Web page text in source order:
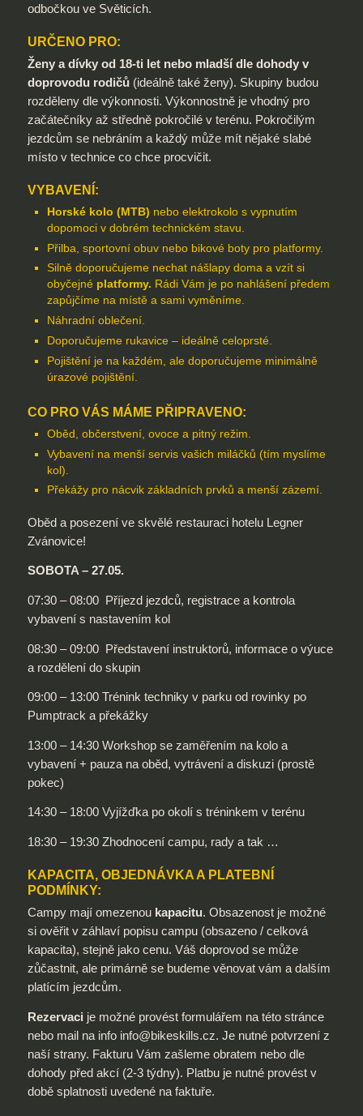
odbočkou ve Světicích.
URČENO PRO:
Ženy a dívky od 18-ti let nebo mladší dle dohody v
doprovodu rodičů (ideálně také ženy). Skupiny budou
rozděleny dle výkonnosti. Výkonnostně je vhodný pro
začátečníky až středně pokročilé v terénu. Pokročilým
jezdcům se nebráním a každý může mít nějaké slabé
místo v technice co chce procvičit.
VYBAVENÍ:
Horské kolo (MTB) nebo elektrokolo s vypnutím
dopomoci v dobrém technickém stavu.
Přilba, sportovní obuv nebo bikové boty pro platformy.
Silně doporučujeme nechat nášlapy doma a vzít si
obyčejné platformy. Rádi Vám je po nahlášení předem
zapůjčíme na místě a sami vyměníme.
Náhradní oblečení.
Doporučujeme rukavice – ideálně celoprsté.
Pojištění je na každém, ale doporučujeme minimálně
úrazové pojištění.
CO PRO VÁS MÁME PŘIPRAVENO:
Oběd, občerstvení, ovoce a pitný režim.
Vybavení na menší servis vašich miláčků (tím myslíme
kol).
Překážy pro nácvik základních prvků a menší zázemí.
Oběd a posezení ve skvělé restauraci hotelu Legner
Zvánovice!
SOBOTA – 27.05.
07:30 – 08:00 Příjezd jezdců, registrace a kontrola
vybavení s nastavením kol
08:30 – 09:00 Představení instruktorů, informace o výuce
a rozdělení do skupin
09:00 – 13:00 Trénink techniky v parku od rovinky po
Pumptrack a překážky
13:00 – 14:30 Workshop se zaměřením na kolo a
vybavení + pauza na oběd, vytrávení a diskuzi (prostě
pokec)
14:30 – 18:00 Vyjížďka po okolí s tréninkem v terénu
18:30 – 19:30 Zhodnocení campu, rady a tak …
KAPACITA, OBJEDNÁVKA A PLATEBNÍ
PODMÍNKY:
Campy mají omezenou kapacitu. Obsazenost je možné
si ověřit v záhlaví popisu campu (obsazeno / celková
kapacita), stejně jako cenu. Váš doprovod se může
zůčastnit, ale primárně se budeme věnovat vám a dalším
platícím jezdcům.
Rezervaci je možné provést formulářem na této stránce
nebo mail na info info@bikeskills.cz. Je nutné potvrzení z
naší strany. Fakturu Vám zašleme obratem nebo dle
dohody před akcí (2-3 týdny). Platbu je nutné provést v
době splatnosti uvedené na faktuře.